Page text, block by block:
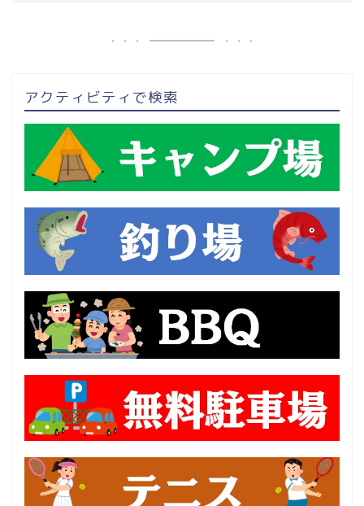
アクティビティで検索